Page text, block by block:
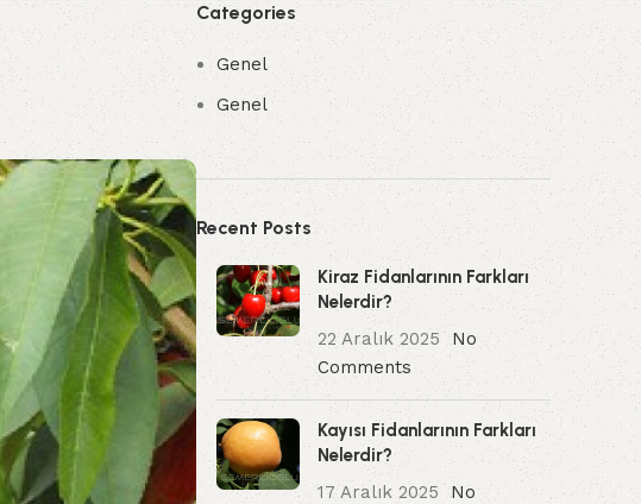
Categories
Genel
Genel
Recent Posts
Kiraz Fidanlarının Farkları
Nelerdir?
22 Aralık 2025
No
Comments
Kayısı Fidanlarının Farkları
Nelerdir?
17 Aralık 2025
No